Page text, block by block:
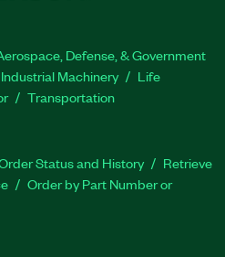
Defense, & Government
Industrial Machinery
Life
Transportation
Status and History
Retrieve
Order by Part Number or